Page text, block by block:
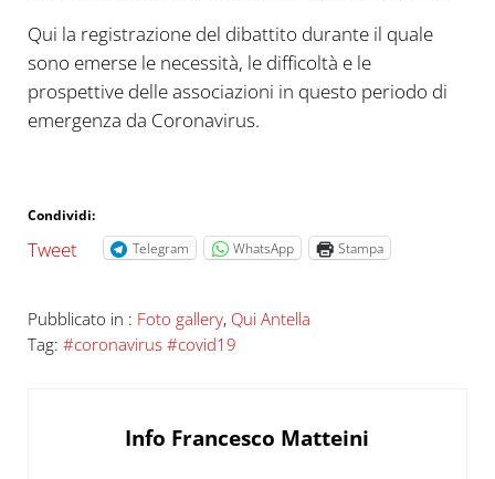
Qui la registrazione del dibattito durante il quale
sono emerse le necessità, le difficoltà e le
prospettive delle associazioni in questo periodo di
emergenza da Coronavirus.
Condividi:
Tweet Telegram WhatsApp Stampa
Pubblicato in : Foto gallery, Qui Antella
Tag: #coronavirus #covid19
Info Francesco Matteini